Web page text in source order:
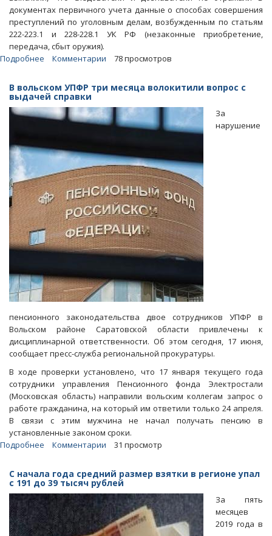
документах первичного учета данные о способах совершения
преступлений по уголовным делам, возбужденным по статьям
222-223.1 и 228-228.1 УК РФ (незаконные приобретение,
передача, сбыт оружия).
Подробнее
проверки
прокуратуры
33
полицейских
дисциплинарной
ответственности
Комментарии 78 просмотров
В вольском УПФР три месяца волокитили вопрос с
выдачей справки
За
нарушение
пенсионного законодательства двое сотрудников УПФР в
Вольском районе Саратовской области привлечены к
дисциплинарной ответственности. Об этом сегодня, 17 июня,
сообщает пресс-служба региональной прокуратуры.
В ходе проверки установлено, что 17 января текущего года
сотрудники управления Пенсионного фонда Электростали
(Московская область) направили вольским коллегам запрос о
работе гражданина, на который им ответили только 24 апреля.
В связи с этим мужчина не начал получать пенсию в
установленные законом сроки.
Подробнее
УПФР
три
месяца
волокитили
вопрос
Комментарии 31 просмотр
С начала года средний размер взятки в регионе упал
с 191 до 39 тысяч рублей
За пять
месяцев
2019 года в